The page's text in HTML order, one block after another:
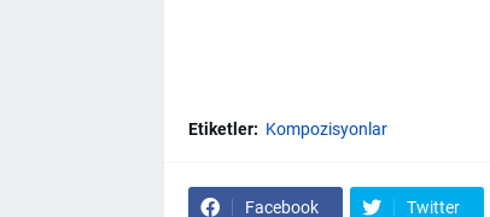
Etiketler: Kompozisyonlar
Facebook Twitter